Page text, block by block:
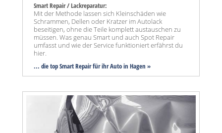
Smart Repair / Lackreparatur:
Mit der Methode lassen sich Kleinschäden wie
Schrammen, Dellen oder Kratzer im Autolack
beseitigen, ohne die Teile komplett austauschen zu
müssen. Was genau Smart und auch Spot Repair
umfasst und wie der Service funktioniert erfährst du
hier.
... die top Smart Repair für ihr Auto in Hagen »